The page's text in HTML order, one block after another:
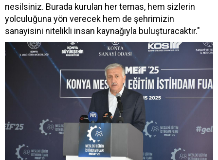
nesilsiniz. Burada kurulan her temas, hem sizlerin
yolculuğuna yön verecek hem de şehrimizin
sanayisini nitelikli insan kaynağıyla buluşturacaktır."